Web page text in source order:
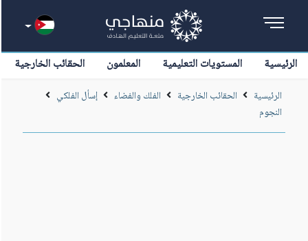
الرئيسية المستويات التعليمية المعلمون الحقائب الخارجية
الرئيسية الحقائب الخارجية الفلك والفضاء
إسأل الفلكي
النجوم